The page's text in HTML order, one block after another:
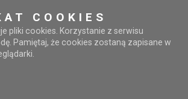
COOKIES
pliki cookies. Korzystanie z serwisu
Pamiętaj, że cookies zostaną zapisane w